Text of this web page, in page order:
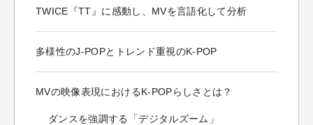
TWICE『TT』に感動し、MVを言語化して分析
多様性のJ-POPとトレンド重視のK-POP
MVの映像表現におけるK-POPらしさとは？
ダンスを強調する「デジタルズーム」